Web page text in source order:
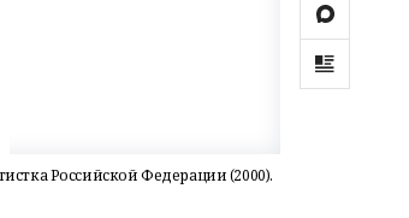
Российской Федерации (2000).